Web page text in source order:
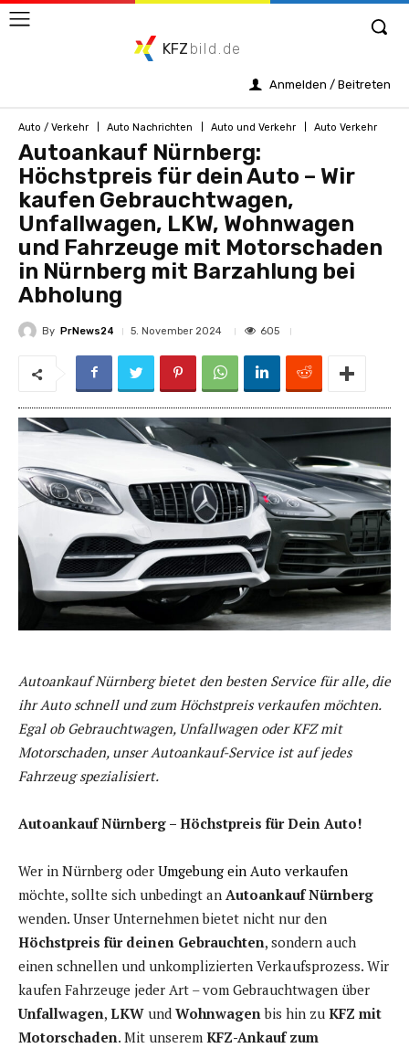
KFZ bild.de
Anmelden / Beitreten
Auto / Verkehr Auto Nachrichten Auto und Verkehr Auto Verkehr
Autoankauf Nürnberg:
Höchstpreis für dein Auto – Wir
kaufen Gebrauchtwagen,
Unfallwagen, LKW, Wohnwagen
und Fahrzeuge mit Motorschaden
in Nürnberg mit Barzahlung bei
Abholung
By PrNews24 5. November 2024 605
Autoankauf Nürnberg bietet den besten Service für alle, die
ihr Auto schnell und zum Höchstpreis verkaufen möchten.
Egal ob Gebrauchtwagen, Unfallwagen oder KFZ mit
Motorschaden, unser Autoankauf-Service ist auf jedes
Fahrzeug spezialisiert.
Autoankauf Nürnberg – Höchstpreis für Dein Auto!
Wer in Nürnberg oder Umgebung ein Auto verkaufen
möchte, sollte sich unbedingt an Autoankauf Nürnberg
wenden. Unser Unternehmen bietet nicht nur den
Höchstpreis für deinen Gebrauchten, sondern auch
einen schnellen und unkomplizierten Verkaufsprozess. Wir
kaufen Fahrzeuge jeder Art – vom Gebrauchtwagen über
Unfallwagen, LKW und Wohnwagenbis hin zu KFZ mit
Motorschaden. Mit unserem KFZ-Ankauf zum